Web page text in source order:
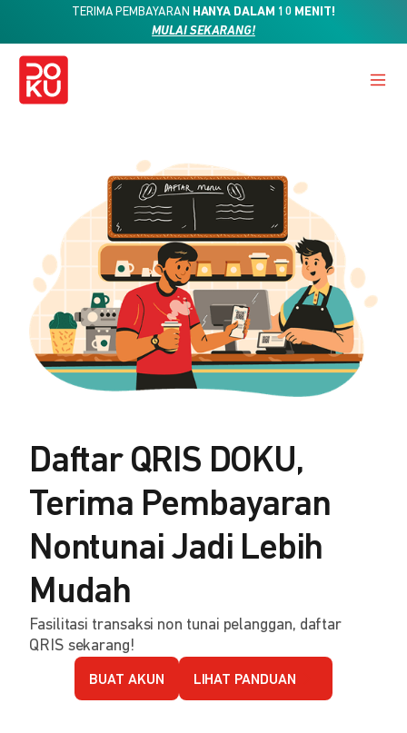
TERIMA PEMBAYARAN HANYA DALAM 10 MENIT!
MULAI SEKARANG!
Daftar QRIS DOKU,
Terima Pembayaran
Nontunai Jadi Lebih
Mudah
Fasilitasi transaksi non tunai pelanggan, daftar
QRIS sekarang!
BUAT AKUN LIHAT PANDUAN